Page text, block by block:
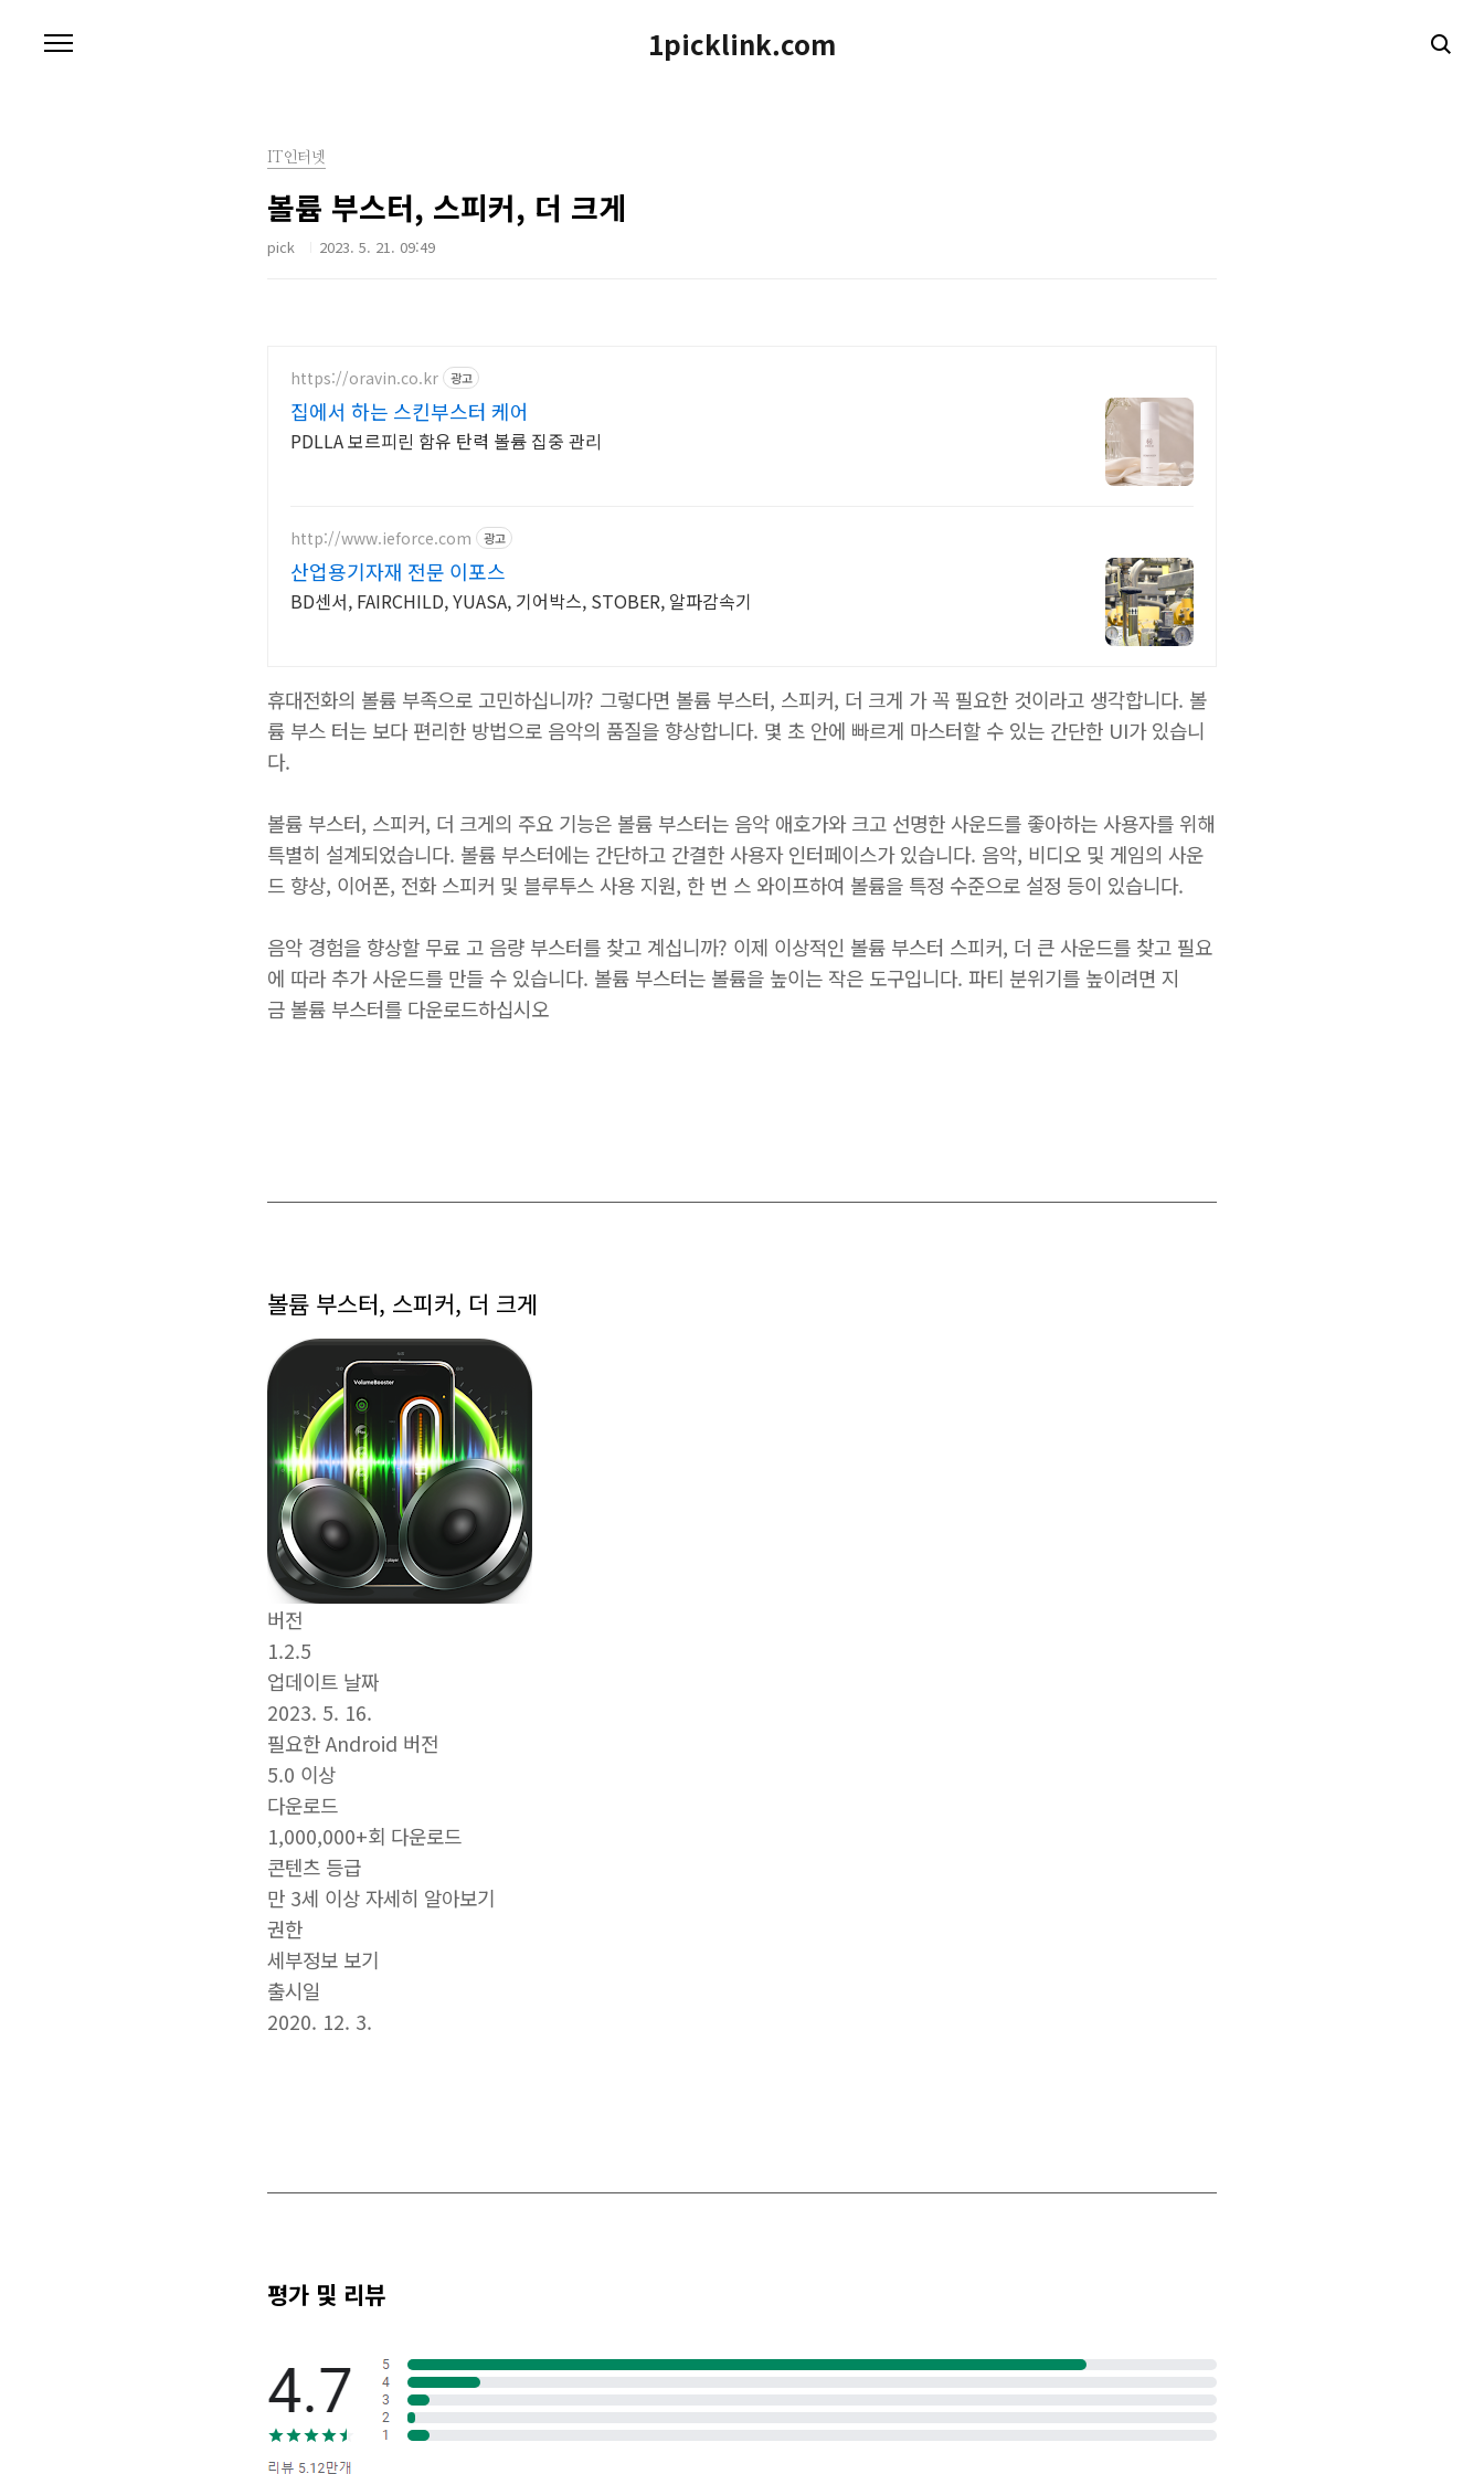
1picklink.com
IT인터넷
볼륨 부스터, 스피커, 더 크게
pick 2023. 5. 21. 09:49
https://oravin.co.kr 광고
집에서 하는 스킨부스터 케어
PDLLA 보르피린 함유 탄력 볼륨 집중 관리
http://www.ieforce.com 광고
산업용기자재 전문 이포스
BD센서, FAIRCHILD, YUASA, 기어박스, STOBER, 알파감속기
휴대전화의 볼륨 부족으로 고민하십니까? 그렇다면 볼륨 부스터, 스피커, 더 크게 가 꼭 필요한 것이라고 생각합니다. 볼
륨 부스 터는 보다 편리한 방법으로 음악의 품질을 향상합니다. 몇 초 안에 빠르게 마스터할 수 있는 간단한 UI가 있습니
다.
볼륨 부스터, 스피커, 더 크게의 주요 기능은 볼륨 부스터는 음악 애호가와 크고 선명한 사운드를 좋아하는 사용자를 위해
특별히 설계되었습니다. 볼륨 부스터에는 간단하고 간결한 사용자 인터페이스가 있습니다. 음악, 비디오 및 게임의 사운
드 향상, 이어폰, 전화 스피커 및 블루투스 사용 지원, 한 번 스 와이프하여 볼륨을 특정 수준으로 설정 등이 있습니다.
음악 경험을 향상할 무료 고 음량 부스터를 찾고 계십니까? 이제 이상적인 볼륨 부스터 스피커, 더 큰 사운드를 찾고 필요
에 따라 추가 사운드를 만들 수 있습니다. 볼륨 부스터는 볼륨을 높이는 작은 도구입니다. 파티 분위기를 높이려면 지
금 볼륨 부스터를 다운로드하십시오
볼륨 부스터, 스피커, 더 크게
버전
1.2.5
업데이트 날짜
2023. 5. 16.
필요한 Android 버전
5.0 이상
다운로드
1,000,000+회 다운로드
콘텐츠 등급
만 3세 이상 자세히 알아보기
권한
세부정보 보기
출시일
2020. 12. 3.
평가 및 리뷰